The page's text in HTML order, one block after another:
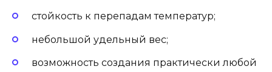
стойкость к перепадам температур;
небольшой удельный вес;
возможность создания практически любой